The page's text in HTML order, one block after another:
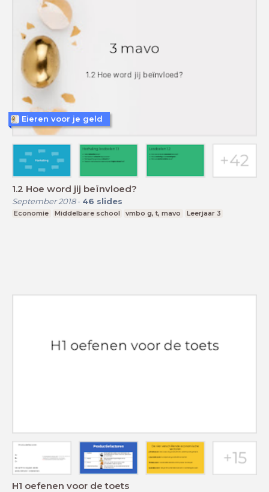
1.2 Hoe word jij beïnvloed?
September 2018- 46 slides
Economie Middelbare school vmbo g, t, mavo Leerjaar 3
Eieren voor je geld
H1 oefenen voor de toets